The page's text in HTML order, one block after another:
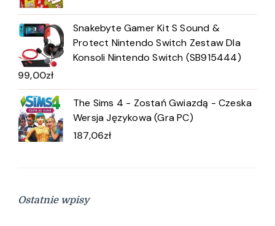
Snakebyte Gamer Kit S Sound &
Protect Nintendo Switch Zestaw Dla
Konsoli Nintendo Switch (SB915444)
99,00zł
The Sims 4 - Zostań Gwiazdą - Czeska
Wersja Językowa (Gra PC)
187,06zł
Ostatnie wpisy